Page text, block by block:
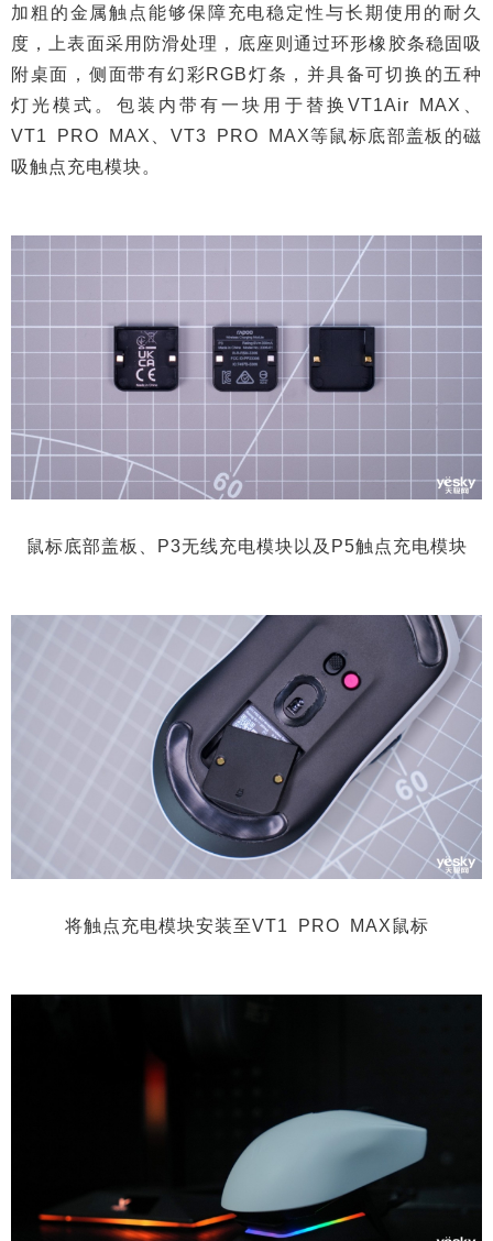
加粗的金属触点能够保障充电稳定性与长期使用的耐久
度，上表面采用防滑处理，底座则通过环形橡胶条稳固吸
附桌面，侧面带有幻彩RGB灯条，并具备可切换的五种
灯光模式。包装内带有一块用于替换VT1Air MAX、
VT1 PRO MAX、VT3 PRO MAX等鼠标底部盖板的磁
吸触点充电模块。
鼠标底部盖板、P3无线充电模块以及P5触点充电模块
将触点充电模块安装至VT1 PRO MAX鼠标